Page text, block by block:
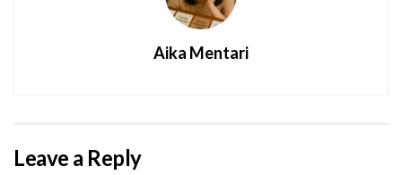
Aika Mentari
Leave a Reply